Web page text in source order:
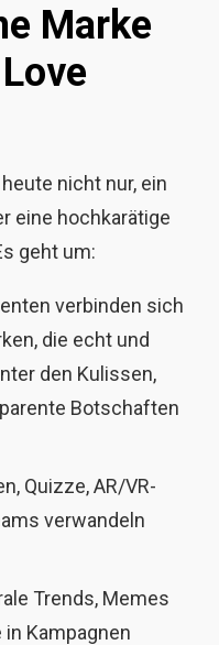
Marke
nicht nur, ein
eine hochkarätige
geht um:
verbinden sich
die echt und
den Kulissen,
Botschaften
Quizze, AR/VR-
verwandeln
Trends, Memes
Kampagnen